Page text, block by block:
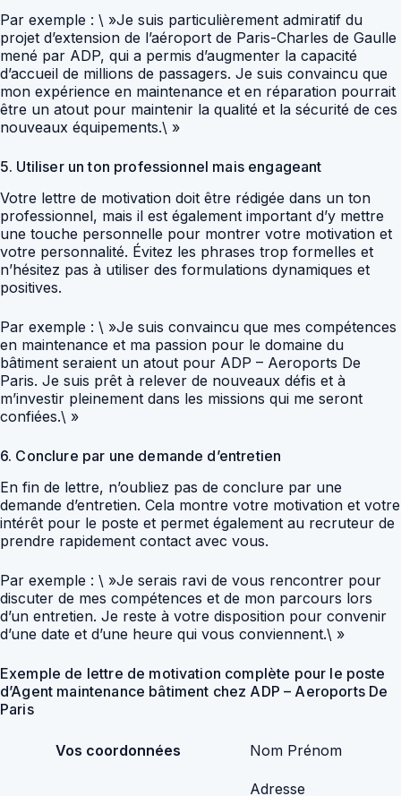
Par exemple : \ »Je suis particulièrement admiratif du
projet d’extension de l’aéroport de Paris-Charles de Gaulle
mené par ADP, qui a permis d’augmenter la capacité
d’accueil de millions de passagers. Je suis convaincu que
mon expérience en maintenance et en réparation pourrait
être un atout pour maintenir la qualité et la sécurité de ces
nouveaux équipements.\ »
5. Utiliser un ton professionnel mais engageant
Votre lettre de motivation doit être rédigée dans un ton
professionnel, mais il est également important d’y mettre
une touche personnelle pour montrer votre motivation et
votre personnalité. Évitez les phrases trop formelles et
n’hésitez pas à utiliser des formulations dynamiques et
positives.
Par exemple : \ »Je suis convaincu que mes compétences
en maintenance et ma passion pour le domaine du
bâtiment seraient un atout pour ADP – Aeroports De
Paris. Je suis prêt à relever de nouveaux défis et à
m’investir pleinement dans les missions qui me seront
confiées.\ »
6. Conclure par une demande d’entretien
En fin de lettre, n’oubliez pas de conclure par une
demande d’entretien. Cela montre votre motivation et votre
intérêt pour le poste et permet également au recruteur de
prendre rapidement contact avec vous.
Par exemple : \ »Je serais ravi de vous rencontrer pour
discuter de mes compétences et de mon parcours lors
d’un entretien. Je reste à votre disposition pour convenir
d’une date et d’une heure qui vous conviennent.\ »
Exemple de lettre de motivation complète pour le poste
d’Agent maintenance bâtiment chez ADP – Aeroports De
Paris
Vos coordonnées Nom Prénom
Adresse